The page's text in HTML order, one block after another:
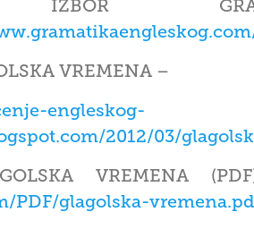
VREMENA –
engleskog-
2012/03/
VREMENA
PDF/glagolska-